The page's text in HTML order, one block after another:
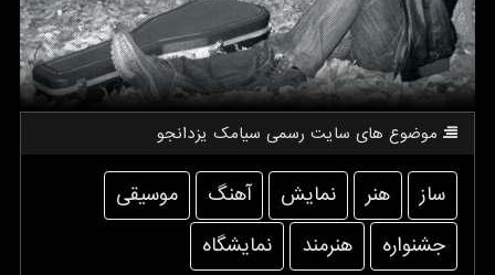
موضوع های سایت رسمی سیامك یزدانجو
ساز هنر نمایش آهنگ
موسیقی
جشنواره
هنرمند نمایشگاه